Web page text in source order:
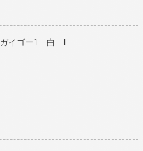
ガイゴー1 白 L